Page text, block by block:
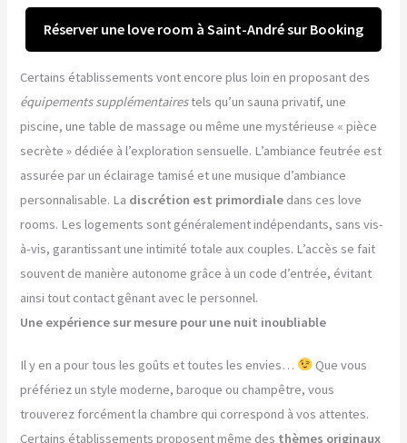
Réserver une love room à Saint-André sur Booking
Certains établissements vont encore plus loin en proposant des
équipements supplémentairestels qu’un sauna privatif, une
piscine, une table de massage ou même une mystérieuse « pièce
secrète » dédiée à l’exploration sensuelle. L’ambiance feutrée est
assurée par un éclairage tamisé et une musique d’ambiance
personnalisable. La discrétion est primordiale dans ces love
rooms. Les logements sont généralement indépendants, sans vis-
à-vis, garantissant une intimité totale aux couples. L’accès se fait
souvent de manière autonome grâce à un code d’entrée, évitant
ainsi tout contact gênant avec le personnel.
Une expérience sur mesure pour une nuit inoubliable
Il y en a pour tous les goûts et toutes les envies…
Que vous
préfériez un style moderne, baroque ou champêtre, vous
trouverez forcément la chambre qui correspond à vos attentes.
Certains établissements proposent même des thèmes originaux